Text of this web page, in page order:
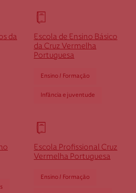
da Cana, n.º 115
Faial
e Bolama, s/n Edf. Junta de
- 141
da
Escola de Ensino Básico
da Cruz Vermelha
Portuguesa
Ensino / Formação
Infância e juventude
Escola Profissional Cruz
Vermelha Portuguesa
Ensino / Formação